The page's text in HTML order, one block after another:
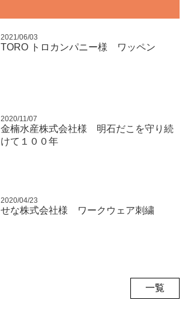
2021/06/03
TORO トロカンパニー様 ワッペン
2020/11/07
金楠水産株式会社様 明石だこを守り続
けて１００年
2020/04/23
せな株式会社様 ワークウェア刺繍
一覧